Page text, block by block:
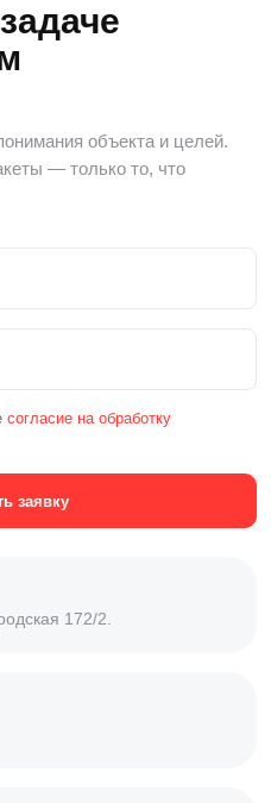
объекта и целей.
— только то, что
согласие на обработку
заявку
172/2.